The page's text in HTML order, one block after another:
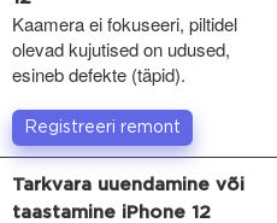
Kaamera ei fokuseeri, piltidel
olevad kujutised on udused,
esineb defekte (täpid).
Registreeri remont
Tarkvara uuendamine või
taastamine iPhone 12